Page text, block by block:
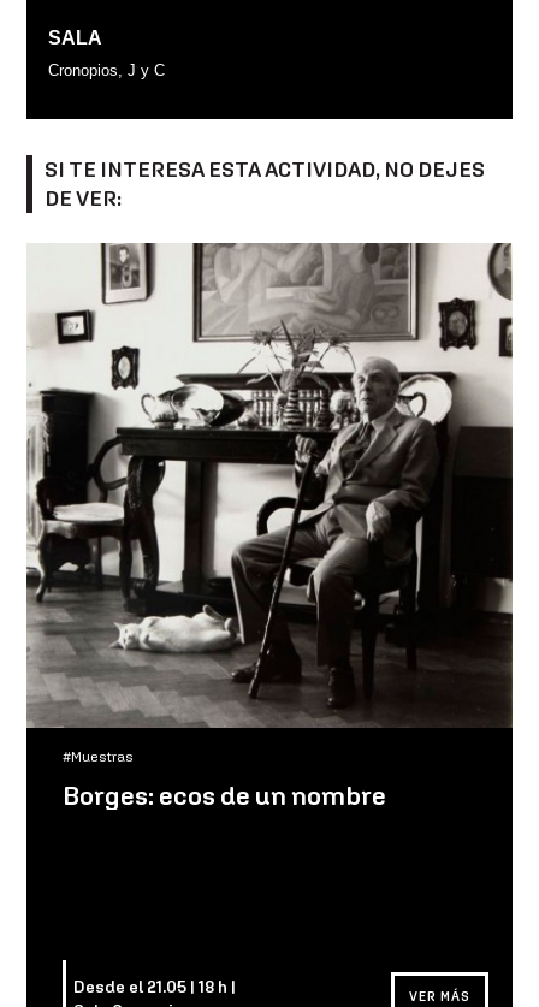
SALA
Cronopios, J y C
SI TE INTERESA ESTA ACTIVIDAD, NO DEJES
DE VER:
#Muestras
Borges: ecos de un nombre
Desde el 21.05 | 18 h |
VER MÁS